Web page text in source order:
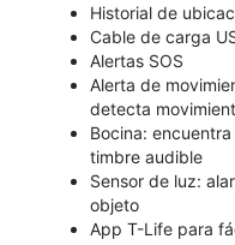
Historial de
Cable de carga
Alertas SOS
Alerta de
detecta
Bocina:
timbre audible
Sensor de luz:
objeto
App T-Life para